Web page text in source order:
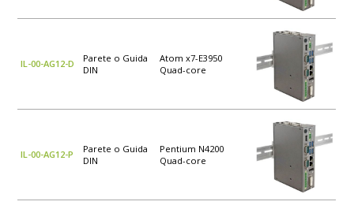
IL-00-AG12-D
Parete o Guida
DIN
Atom x7-E3950
Quad-core
IL-00-AG12-P
Parete o Guida
DIN
Pentium N4200
Quad-core